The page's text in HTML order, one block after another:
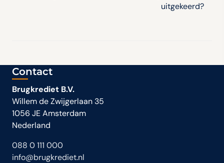
uitgekeerd?
Contact
Brugkrediet B.V.
Willem de Zwijgerlaan 35
1056 JE Amsterdam
Nederland
088 0 111 000
info@brugkrediet.nl